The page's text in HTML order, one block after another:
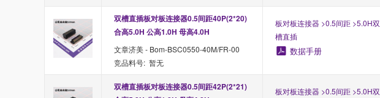
双槽直插板对板连接器0.5间距40P(2*20)
合高5.0H 公高1.0H 母高4.0H
文章济美 - Bom-BSC0550-40M/FR-00
竞品料号: 暂无
板对板连接器 >0.5间距 >5.0H双
槽直插
数据手册
双槽直插板对板连接器0.5间距42P(2*21)
板对板连接器 >0.5间距 >5.0H双